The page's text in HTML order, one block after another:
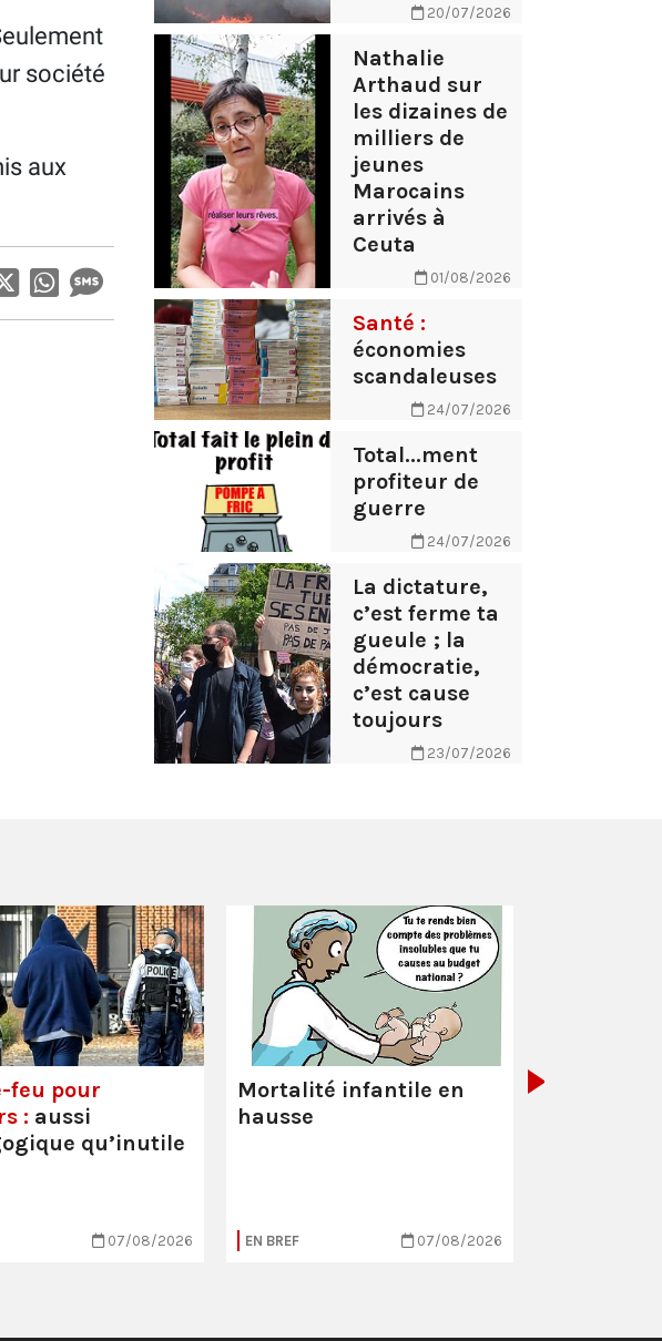
société
aux
20/07/2026
Nathalie
Arthaud sur
les dizaines de
milliers de
jeunes
Marocains
arrivés à
Ceuta
01/08/2026
Santé :
économies
scandaleuses
24/07/2026
Total...ment
profiteur de
guerre
24/07/2026
La dictature,
c’est ferme ta
gueule ; la
démocratie,
c’est cause
toujours
23/07/2026
feu pour
: aussi
qu’inutile
07/08/2026
Mortalité infantile en
hausse
EN BREF 07/08/2026